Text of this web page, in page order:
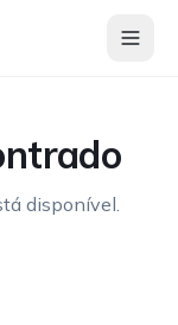
disponível.